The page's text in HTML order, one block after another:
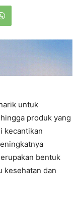
untuk
produk yang
kecantikan
bentuk
kesehatan dan